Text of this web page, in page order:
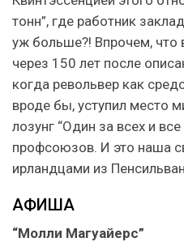
тонн”, где работник
уж больше?! Впрочем, что
через 150 лет после
когда револьвер как
вроде бы, уступил место
лозунг “Один за всех и
профсоюзов. И это наша
ирландцами из
АФИША
“Молли Магуайерс”